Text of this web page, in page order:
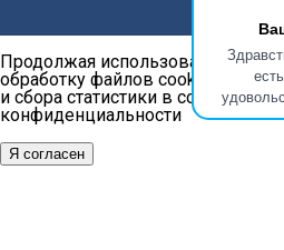
Продолжая использовать наш
обработку файлов cookie в
и сбора статистики в
конфиденциальности
Я согласен